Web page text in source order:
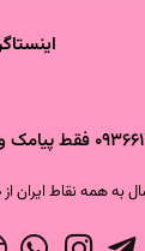
و پیام‌رسان بله
به همه نقاط ایران